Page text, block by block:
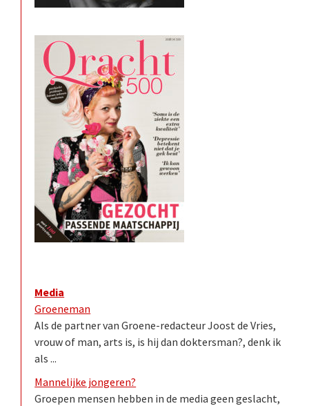
Media
Groeneman
Als de partner van Groene-redacteur Joost de Vries,
vrouw of man, arts is, is hij dan doktersman?, denk ik
als ...
Mannelijke jongeren?
Groepen mensen hebben in de media geen geslacht,